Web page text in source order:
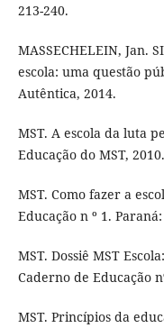
213-240.
MASSECHELEIN, Jan.
escola: uma questão
Autêntica, 2014.
MST. A escola da luta
Educação do MST, 2010.
MST. Como fazer a
Educação n º 1.
MST. Dossiê MST
Caderno de Educação
MST. Princípios da